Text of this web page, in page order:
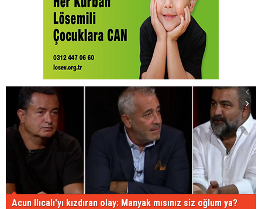
Acun Ilıcalı'yı kızdıran olay: Manyak mısınız siz oğlum ya?